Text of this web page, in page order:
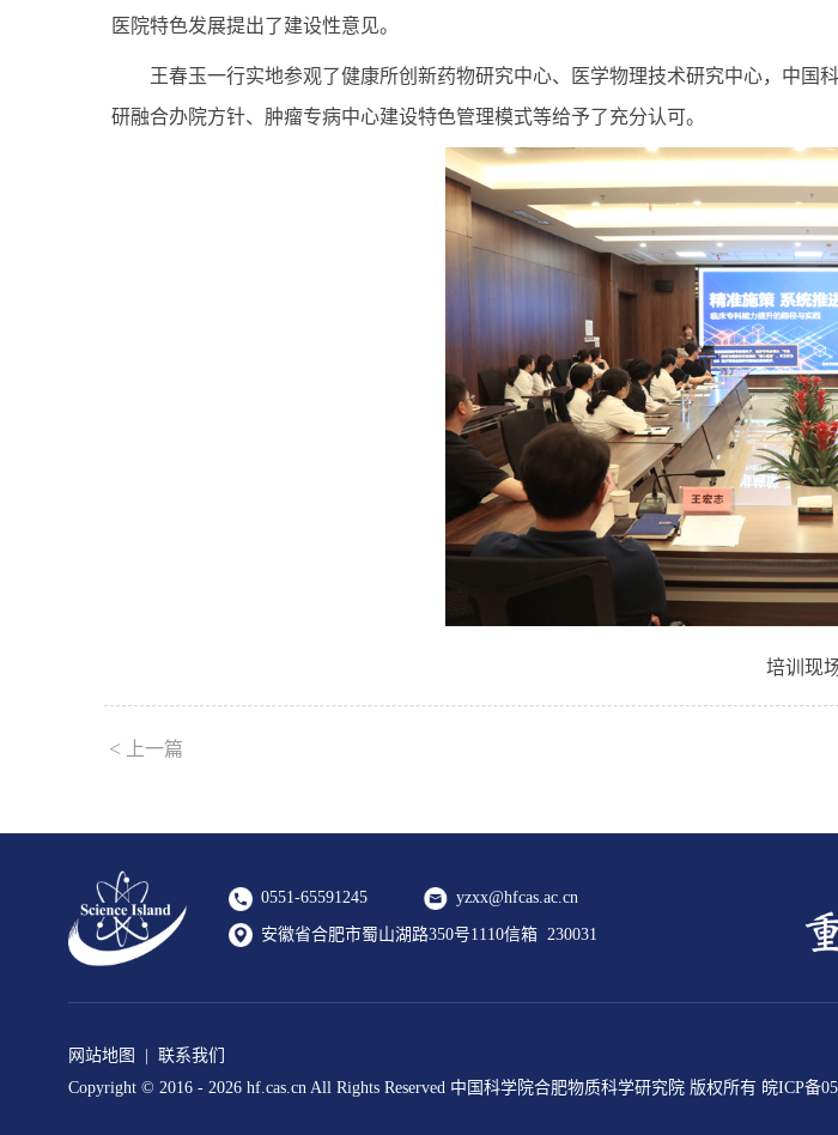
医院特色发展提出了建设性意见。
王春玉一行实地参观了健康所创新药物研究中心、医学物理技术研究中心，中
研融合办院方针、肿瘤专病中心建设特色管理模式等给予了充分认可。
培训现
< 上一篇
0551-65591245 yzxx@hfcas.ac.cn
安徽省合肥市蜀山湖路350号1110信箱 230031
网站地图
联系我们
Copyright © 2016 - 2026 hf.cas.cn All Rights Reserved 中国科学院合肥物质科学研究院 版权所有 皖ICP备